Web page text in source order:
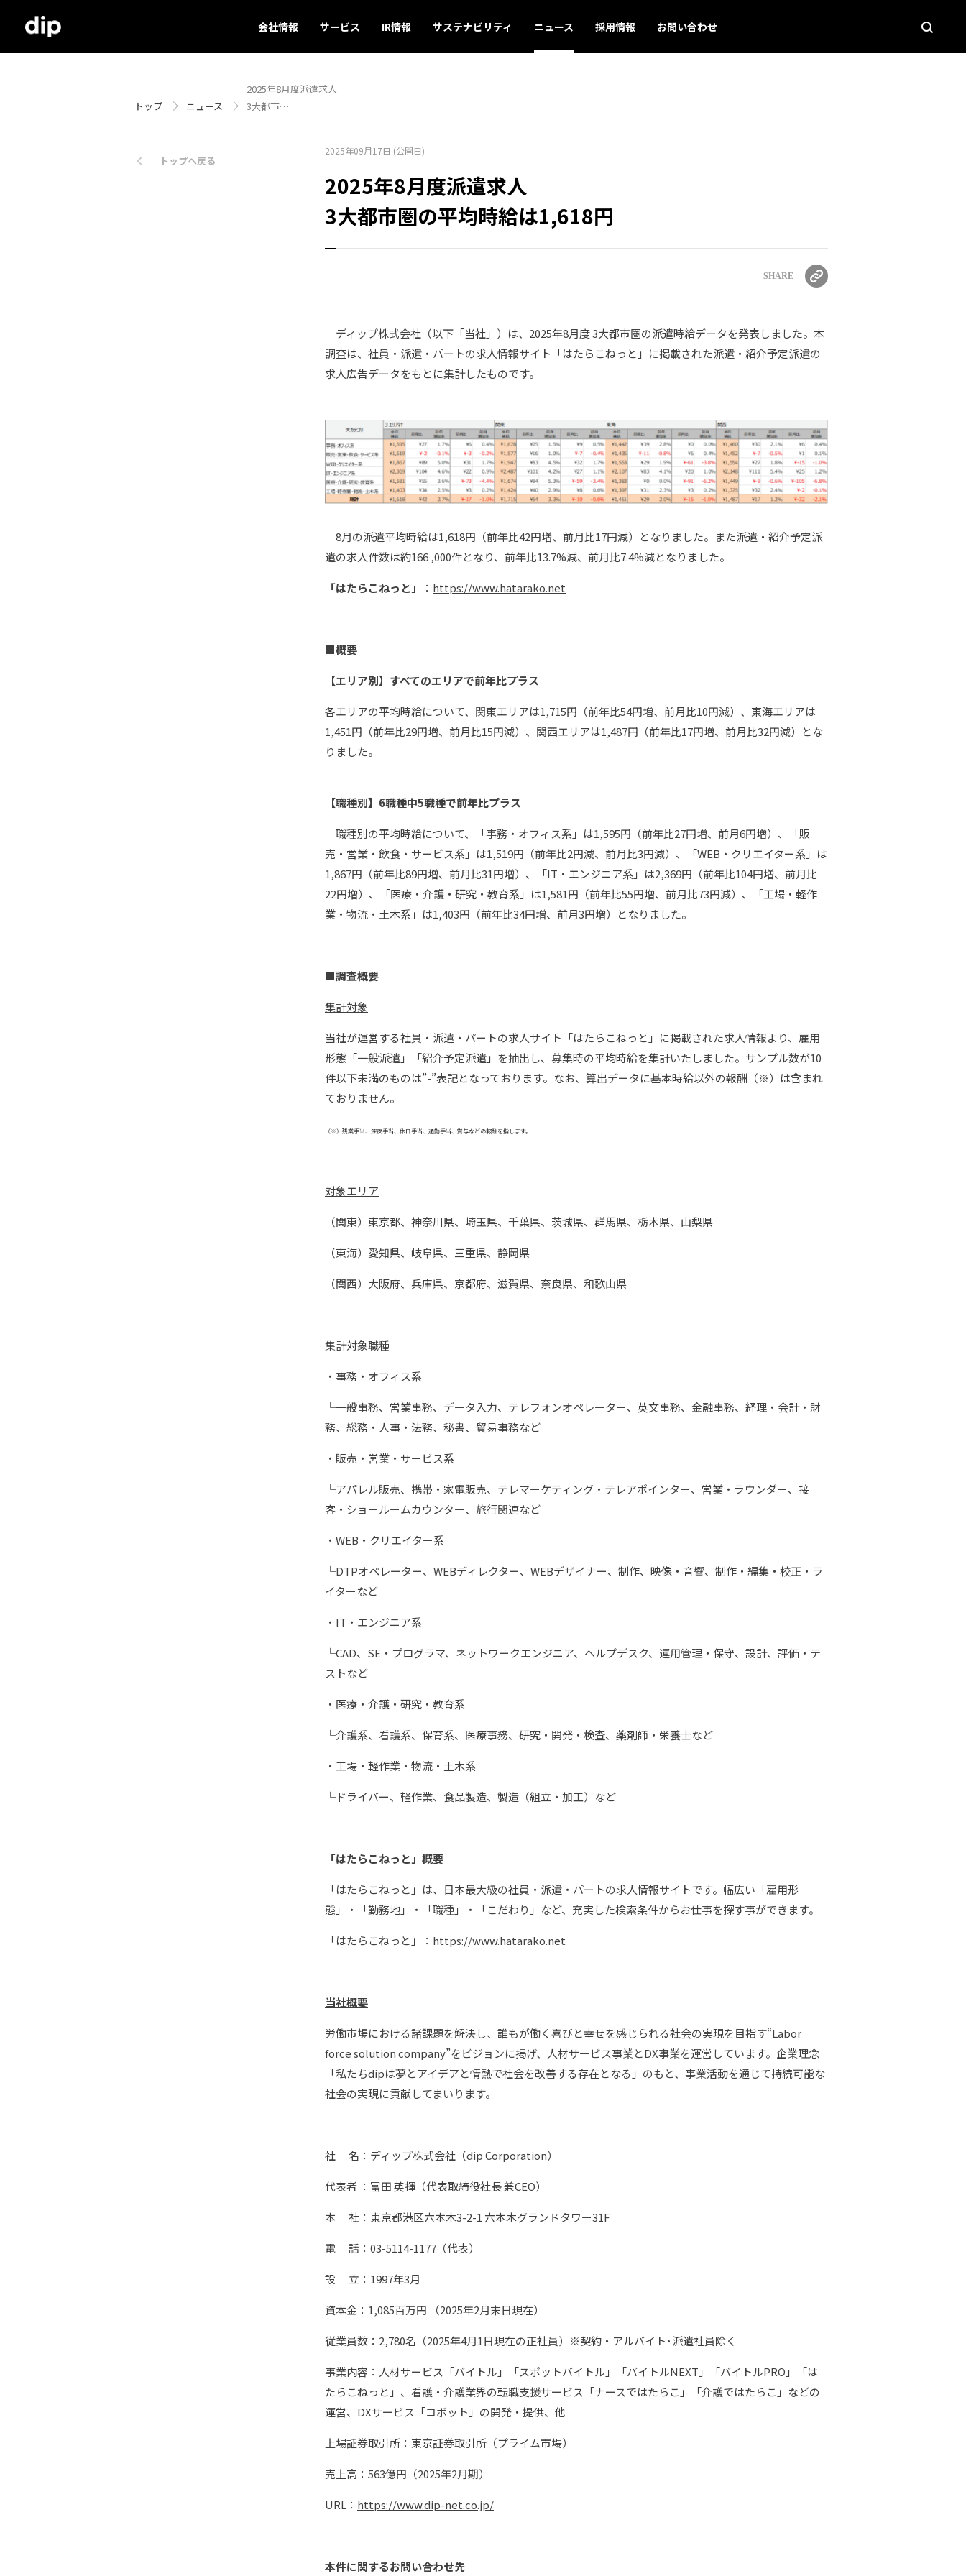
会社情報 サービス IR情報 サステナビリティ ニュース 採用情報 お問い合わせ
トップ ニュース
2025年8月度派遣求人
3大都市…
トップへ戻る
2025年09月17日 (公開日)
2025年8月度派遣求人
3大都市圏の平均時給は1,618円
SHARE
ディップ株式会社（以下「当社」）は、2025年8月度 3大都市圏の派遣時給データを発表しました。本
調査は、社員・派遣・パートの求人情報サイト「はたらこねっと」に掲載された派遣・紹介予定派遣の
求人広告データをもとに集計したものです。
8月の派遣平均時給は1,618円（前年比42円増、前月比17円減）となりました。また派遣・紹介予定派
遣の求人件数は約166 ,000件となり、前年比13.7%減、前月比7.4%減となりました。
「はたらこねっと」 ： https://www.hatarako.net
■概要
【エリア別】すべてのエリアで前年比プラス
各エリアの平均時給について、関東エリアは1,715円（前年比54円増、前月比10円減）、東海エリアは
1,451円（前年比29円増、前月比15円減）、関西エリアは1,487円（前年比17円増、前月比32円減）とな
りました。
【職種別】6職種中5職種で前年比プラス
職種別の平均時給について、「事務・オフィス系」は1,595円（前年比27円増、前月6円増）、「販
売・営業・飲食・サービス系」は1,519円（前年比2円減、前月比3円減）、「WEB・クリエイター系」は
1,867円（前年比89円増、前月比31円増）、「IT・エンジニア系」は2,369円（前年比104円増、前月比
22円増）、「医療・介護・研究・教育系」は1,581円（前年比55円増、前月比73円減）、「工場・軽作
業・物流・土木系」は1,403円（前年比34円増、前月3円増）となりました。
■調査概要
集計対象
当社が運営する社員・派遣・パートの求人サイト「はたらこねっと」に掲載された求人情報より、雇用
形態「一般派遣」「紹介予定派遣」を抽出し、募集時の平均時給を集計いたしました。サンプル数が10
件以下未満のものは”-”表記となっております。なお、算出データに基本時給以外の報酬（※）は含まれ
ておりません。
（※）残業手当、深夜手当、休日手当、通勤手当、賞与などの報酬を指します。
対象エリア
（関東）東京都、神奈川県、埼玉県、千葉県、茨城県、群馬県、栃木県、山梨県
（東海）愛知県、岐阜県、三重県、静岡県
（関西）大阪府、兵庫県、京都府、滋賀県、奈良県、和歌山県
集計対象職種
・事務・オフィス系
└一般事務、営業事務、データ入力、テレフォンオペレーター、英文事務、金融事務、経理・会計・財
務、総務・人事・法務、秘書、貿易事務など
・販売・営業・サービス系
└アパレル販売、携帯・家電販売、テレマーケティング・テレアポインター、営業・ラウンダー、接
客・ショールームカウンター、旅行関連など
・WEB・クリエイター系
└DTPオペレーター、WEBディレクター、WEBデザイナー、制作、映像・音響、制作・編集・校正・ラ
イターなど
・IT・エンジニア系
└CAD、SE・プログラマ、ネットワークエンジニア、ヘルプデスク、運用管理・保守、設計、評価・テ
ストなど
・医療・介護・研究・教育系
└介護系、看護系、保育系、医療事務、研究・開発・検査、薬剤師・栄養士など
・工場・軽作業・物流・土木系
└ドライバー、軽作業、食品製造、製造（組立・加工）など
「はたらこねっと」概要
「はたらこねっと」は、日本最大級の社員・派遣・パートの求⼈情報サイトです。幅広い「雇⽤形
態」・「勤務地」・「職種」・「こだわり」など、充実した検索条件からお仕事を探す事ができます。
「はたらこねっと」： https://www.hatarako.net
当社概要
労働市場における諸課題を解決し、誰もが働く喜びと幸せを感じられる社会の実現を目指す“Labor
force solution company”をビジョンに掲げ、人材サービス事業とDX事業を運営しています。企業理念
「私たちdipは夢とアイデアと情熱で社会を改善する存在となる」のもと、事業活動を通じて持続可能な
社会の実現に貢献してまいります。
社 名：ディップ株式会社（dip Corporation）
代表者 ：冨田 英揮（代表取締役社長 兼CEO）
本 社：東京都港区六本木3-2-1 六本木グランドタワー31F
電 話：03-5114-1177（代表）
設 立：1997年3月
資本金：1,085百万円 （2025年2月末日現在）
従業員数：2,780名（2025年4月1日現在の正社員）※契約・アルバイト･派遣社員除く
事業内容：人材サービス「バイトル」「スポットバイトル」「バイトルNEXT」「バイトルPRO」「は
たらこねっと」、看護・介護業界の転職支援サービス「ナースではたらこ」「介護ではたらこ」などの
運営、DXサービス「コボット」の開発・提供、他
上場証券取引所：東京証券取引所（プライム市場）
売上高：563億円（2025年2月期）
URL： https://www.dip-net.co.jp/
本件に関するお問い合わせ先